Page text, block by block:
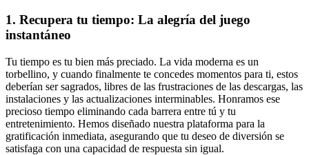
1. Recupera tu tiempo: La alegría del juego
instantáneo
Tu tiempo es tu bien más preciado. La vida moderna es un
torbellino, y cuando finalmente te concedes momentos para ti, estos
deberían ser sagrados, libres de las frustraciones de las descargas, las
instalaciones y las actualizaciones interminables. Honramos ese
precioso tiempo eliminando cada barrera entre tú y tu
entretenimiento. Hemos diseñado nuestra plataforma para la
gratificación inmediata, asegurando que tu deseo de diversión se
satisfaga con una capacidad de respuesta sin igual.